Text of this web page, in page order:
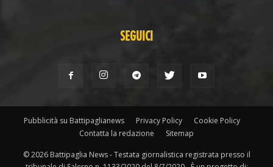
SEGUICI
Pubblicità su Battipaglianews Privacy Policy
Cookie Policy
Contatta la redazione
Sitemap
© 2026 Battipaglia News - Testata giornalistica registrata presso il